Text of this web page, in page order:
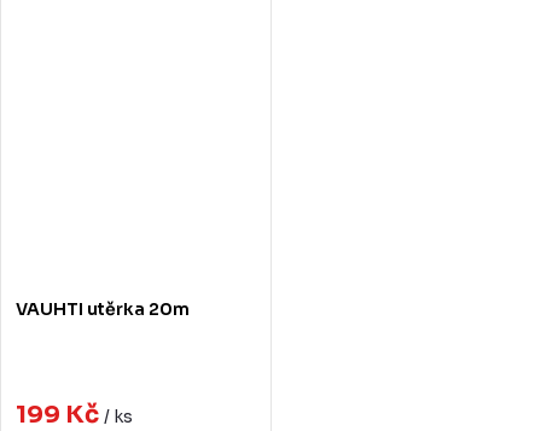
VAUHTI utěrka 20m
199 Kč / ks